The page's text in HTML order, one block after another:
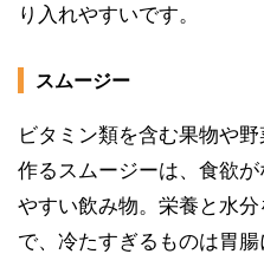
り入れやすいです。
スムージー
ビタミン類を含む果物や
作るスムージーは、食欲
やすい飲み物。栄養と水
で、冷たすぎるものは胃